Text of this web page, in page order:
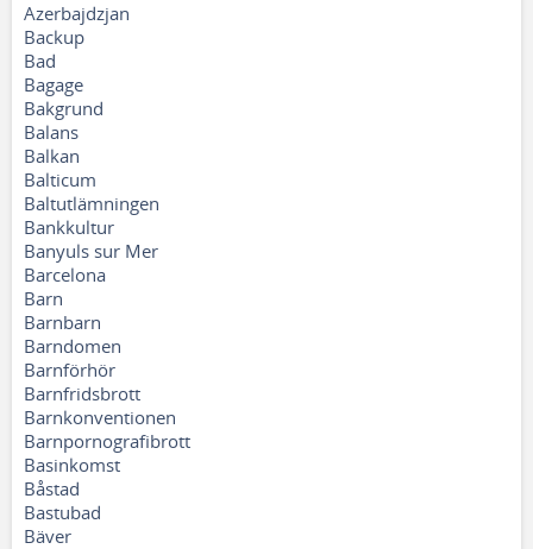
Azerbajdzjan
Backup
Bad
Bagage
Bakgrund
Balans
Balkan
Balticum
Baltutlämningen
Bankkultur
Banyuls sur Mer
Barcelona
Barn
Barnbarn
Barndomen
Barnförhör
Barnfridsbrott
Barnkonventionen
Barnpornografibrott
Basinkomst
Båstad
Bastubad
Bäver